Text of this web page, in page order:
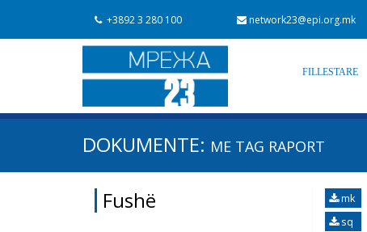
+3892 3 280 100 network23@epi.org.mk
FILLESTARE
Kërko dokumente
DOKUMENTE: ME TAG RAPORT
Fushë
mk
sq